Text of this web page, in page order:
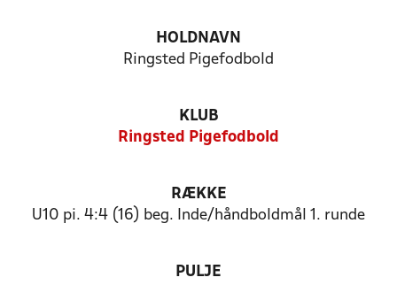
HOLDNAVN
Ringsted Pigefodbold
KLUB
Ringsted Pigefodbold
RÆKKE
U10 pi. 4:4 (16) beg. Inde/håndboldmål 1. runde
PULJE